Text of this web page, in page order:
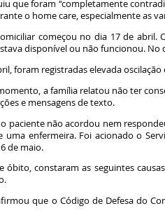
que foram “completamente
o home care, especialmente as
começou no dia 17 de
disponível ou não funcionou.
foram registradas elevada
a família relatou não ter
e mensagens de texto.
o paciente não acordou nem
uma enfermeira. Foi acionado o
de maio.
óbito, constaram as seguintes
que o Código de Defesa do